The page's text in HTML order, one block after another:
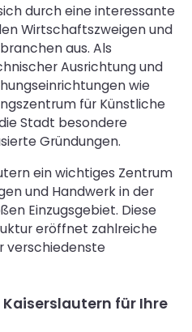
durch eine interessante
Wirtschaftszweigen und
aus. Als
Ausrichtung und
wie
für Künstliche
Stadt besondere
Gründungen.
ein wichtiges Zentrum
und Handwerk in der
Einzugsgebiet. Diese
eröffnet zahlreiche
verschiedenste
für Ihre